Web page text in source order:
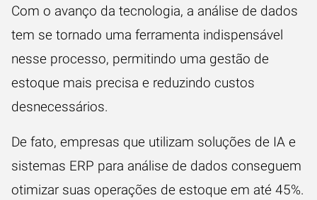
Com o avanço da tecnologia, a análise de dados
tem se tornado uma ferramenta indispensável
nesse processo, permitindo uma gestão de
estoque mais precisa e reduzindo custos
desnecessários.
De fato, empresas que utilizam soluções de IA e
sistemas ERP para análise de dados conseguem
otimizar suas operações de estoque em até 45%.